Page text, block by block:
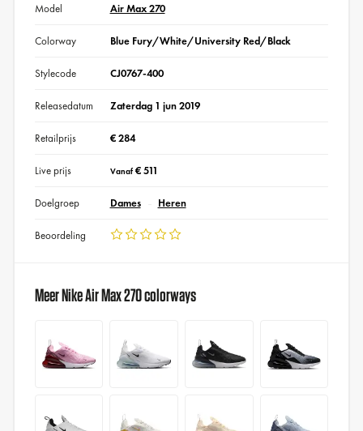
Model Air Max 270
Colorway Blue Fury/White/University Red/Black
Stylecode CJ0767-400
Releasedatum Zaterdag 1 jun 2019
Retailprijs € 284
Live prijs Vanaf€ 511
Doelgroep Dames Heren
Beoordeling
Meer Nike Air Max 270 colorways